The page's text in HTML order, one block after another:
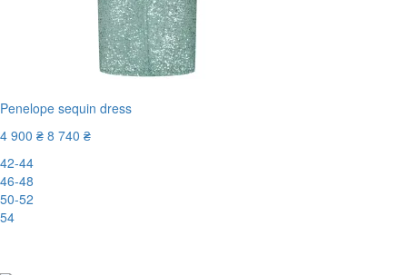
Penelope sequin dress
4 900 ₴ 8 740 ₴
42-44
46-48
50-52
54